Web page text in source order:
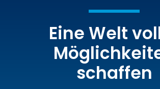
Eine Welt
schaffen